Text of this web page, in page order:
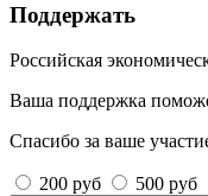
Поддержать
Российская
Ваша поддержка
Спасибо за ваше
200 руб 500 руб